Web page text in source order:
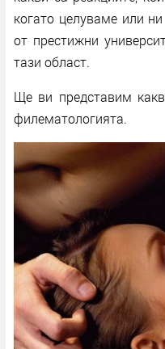
когато целуваме или
от престижни
тази област.
Ще ви представим
филематологията.